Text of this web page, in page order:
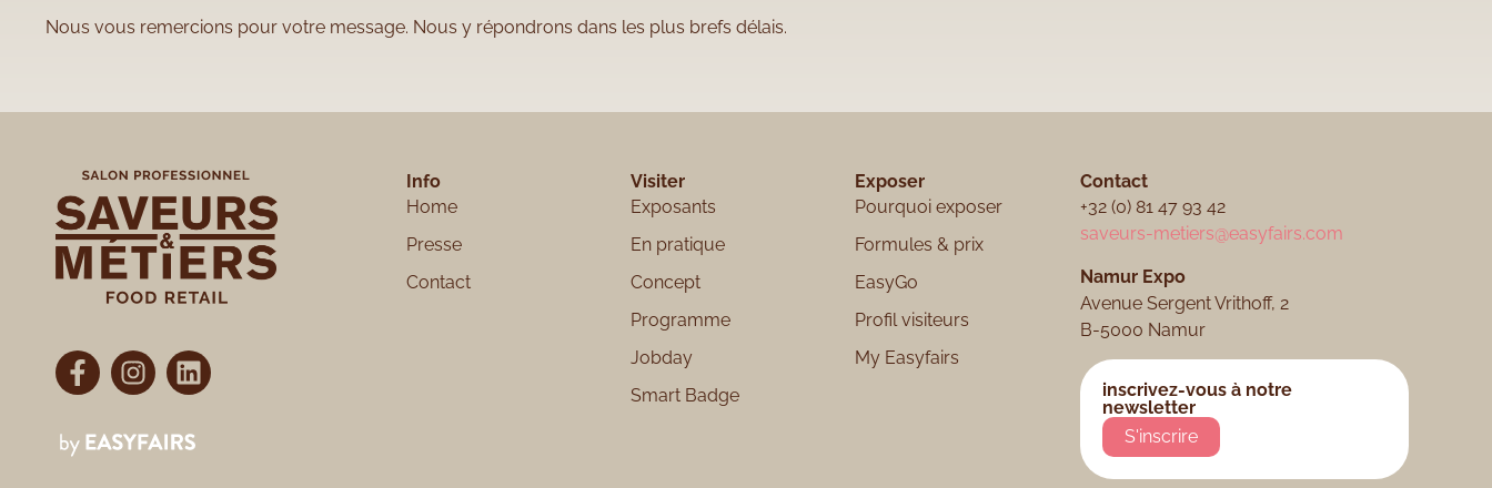
Nous vous remercions pour votre message. Nous y répondrons dans les plus brefs délais.
Info
Home
Presse
Contact
Visiter
Exposants
En pratique
Concept
Programme
Jobday
Smart Badge
Exposer
Pourquoi exposer
Formules & prix
EasyGo
Profil visiteurs
My Easyfairs
Contact
+32 (0) 81 47 93 42
saveurs-metiers@easyfairs.com
Namur Expo​
Avenue Sergent Vrithoff, 2
B-5000 Namur
inscrivez-vous à notre
newsletter
S'inscrire